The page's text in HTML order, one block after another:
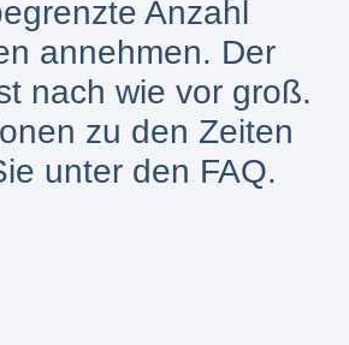
Anzahl
annehmen. Der
nach wie vor groß.
zu den Zeiten
unter den FAQ.